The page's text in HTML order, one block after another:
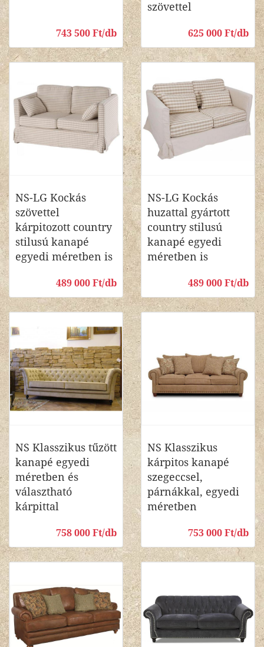
743 500 Ft/db
szövettel
625 000 Ft/db
NS-LG Kockás
szövettel
kárpitozott country
stilusú kanapé
egyedi méretben is
489 000 Ft/db
NS-LG Kockás
huzattal gyártott
country stilusú
kanapé egyedi
méretben is
489 000 Ft/db
NS Klasszikus tűzött
kanapé egyedi
méretben és
választható
kárpittal
758 000 Ft/db
NS Klasszikus
kárpitos kanapé
szegeccsel,
párnákkal, egyedi
méretben
753 000 Ft/db